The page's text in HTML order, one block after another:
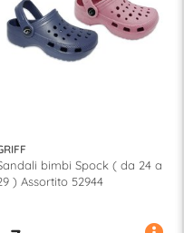
bimbi Spock ( da 24 a
) Assortito 52944